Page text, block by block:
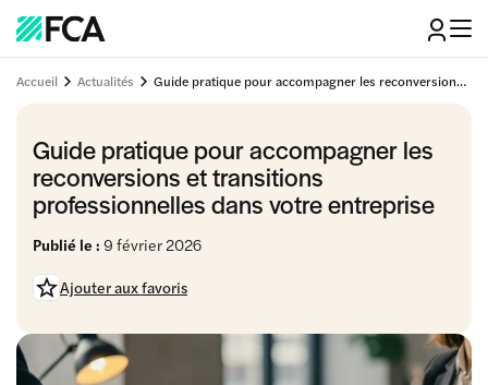
Accueil Actualités Guide pratique pour accompagner les reconversions et transitions professionnelles dans votre entreprise
Guide pratique pour accompagner les
reconversions et transitions
professionnelles dans votre entreprise
Publié le : 9 février 2026
Ajouter aux favoris